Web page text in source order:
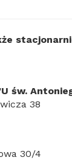
św.
38
30/4